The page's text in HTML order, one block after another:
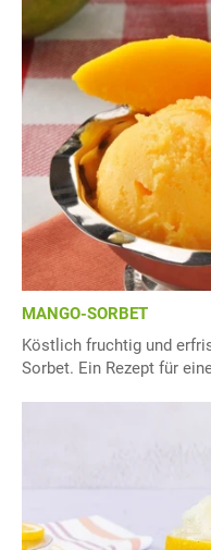
MANGO-SORBET
Köstlich fruchtig und
Sorbet. Ein Rezept für